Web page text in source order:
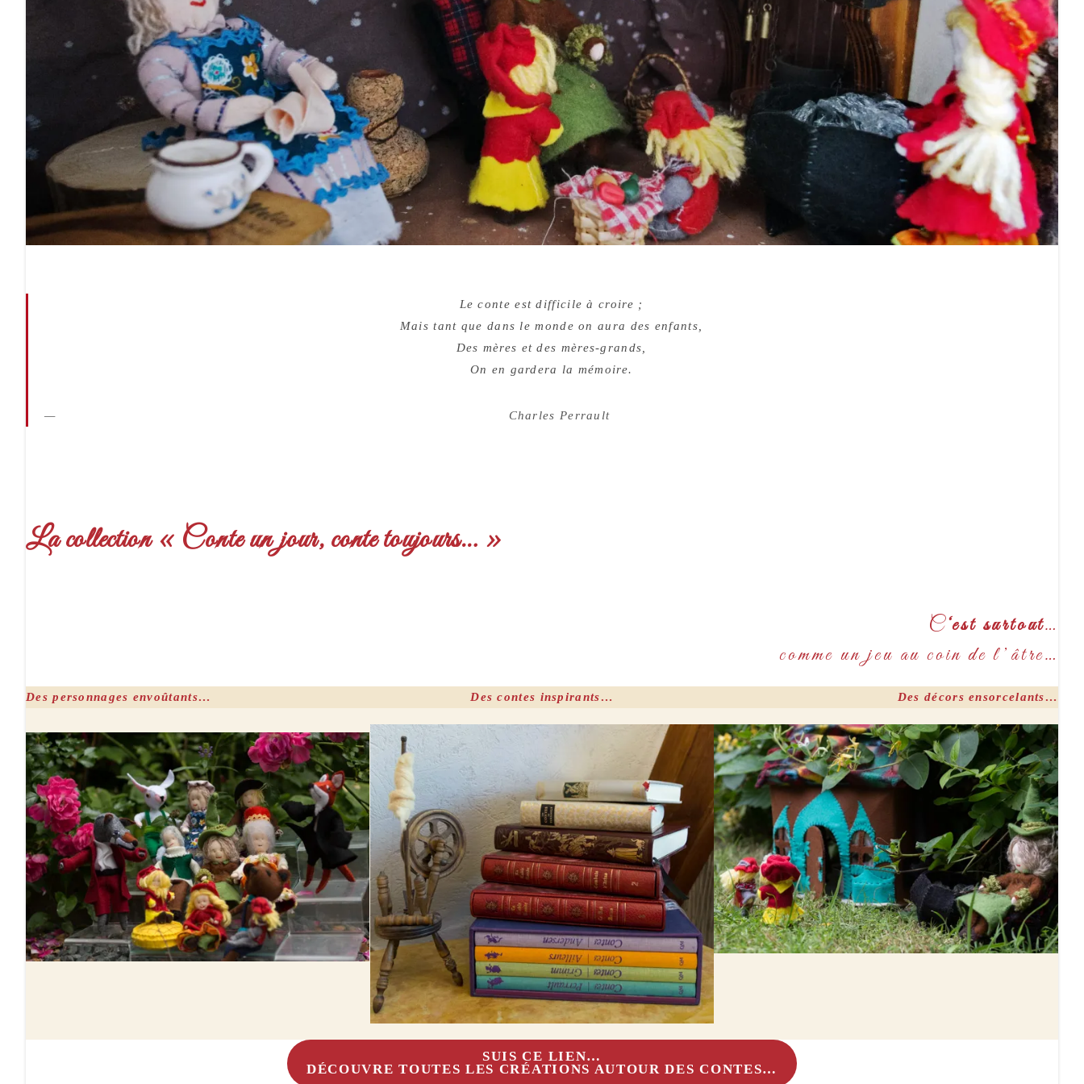
Le conte est difficile à croire ;
Mais tant que dans le monde on aura des enfants,
Des mères et des mères-grands,
On en gardera la mémoire.
Charles Perrault
La collection « Conte un jour, conte toujours… »
C‘est surtout…
comme un jeu au coin de l’âtre…
Des personnages envoûtants… Des contes inspirants… Des décors ensorcelants…
SUIS CE LIEN…
DÉCOUVRE TOUTES LES CRÉATIONS AUTOUR DES CONTES…